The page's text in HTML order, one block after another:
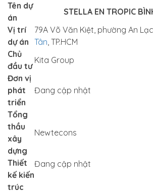
Tên dự
án
STELLA EN TROPIC
Vị trí
dự án
79A Võ Văn Kiệt, phường An
Tân, TP.HCM
Chủ
đầu tư
Kita Group
Đơn vị
phát
triển
Đang cập nhật
Tổng
thầu
xây
dựng
Newtecons
Thiết
kế kiến
trúc
Đang cập nhật